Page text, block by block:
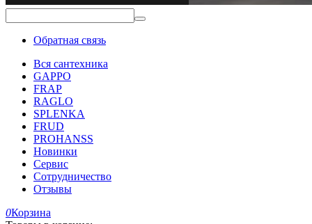
Обратная связь
Вся сантехника
GAPPO
FRAP
RAGLO
SPLENKA
FRUD
PROHANSS
Новинки
Сервис
Сотрудничество
Отзывы
0Корзина